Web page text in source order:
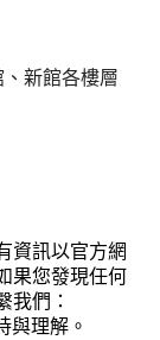
新館各樓層
資訊以官方網
果您發現任何
我們：
與理解。